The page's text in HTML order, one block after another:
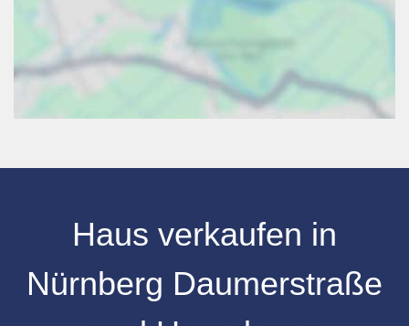
Haus verkaufen in
Nürnberg Daumerstraße